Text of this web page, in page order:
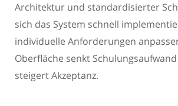
Architektur und standardisierter
sich das System schnell
individuelle Anforderungen
Oberfläche senkt
steigert Akzeptanz.